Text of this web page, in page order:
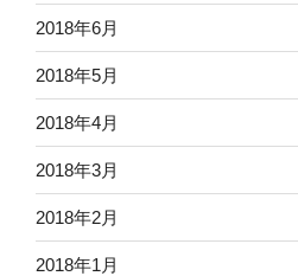
2018年6月
2018年5月
2018年4月
2018年3月
2018年2月
2018年1月